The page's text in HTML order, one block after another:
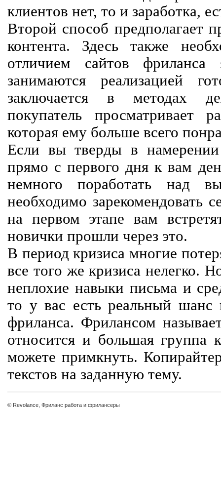
клиентов нет, то и заработка,
Второй способ предполагает
контента. Здесь также
отличием сайтов
занимаются реализацией
заключается в методах
покупатель просматривает
которая ему больше всего
Если вы тверды в
прямо с первого дня к вам
немного поработать над
необходимо зарекомендовать
на первом этапе вам
новички прошли через это.
В период кризиса многие
все того же кризиса нелегко.
неплохие навыки письма и
то у вас есть реальный шанс
фриланса. Фрилансом
относится и большая группа
можете примкнуть.
текстов на заданную тему.
© Revolance, Фриланс работа и фрилансеры